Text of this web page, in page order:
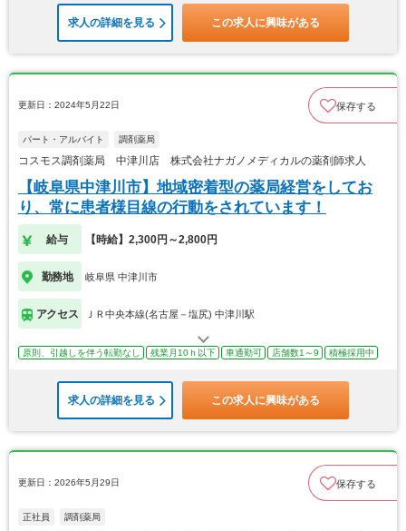
求人の詳細を見る この求人に興味がある
更新日：2024年5月22日 保存する
パート・アルバイト 調剤薬局
コスモス調剤薬局 中津川店 株式会社ナガノメディカルの薬剤師求人
【岐阜県中津川市】地域密着型の薬局経営をしてお
り、常に患者様目線の行動をされています！
給与 【時給】2,300円～2,800円
勤務地 岐阜県 中津川市
アクセス ＪＲ中央本線(名古屋－塩尻) 中津川駅
原則、引越しを伴う転勤なし 残業月10ｈ以下 車通勤可 店舗数1～9 積極採用中
求人の詳細を見る この求人に興味がある
更新日：2026年5月29日 保存する
正社員 調剤薬局